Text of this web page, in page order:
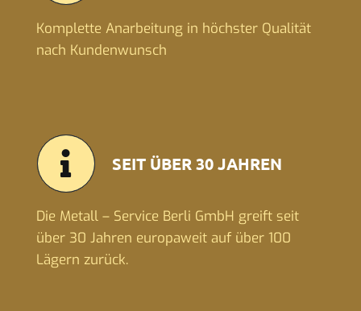
Komplette Anarbeitung in höchster Qualität
nach Kundenwunsch
SEIT ÜBER 30 JAHREN
Die Metall – Service Berli GmbH greift seit
über 30 Jahren europaweit auf über 100
Lägern zurück.